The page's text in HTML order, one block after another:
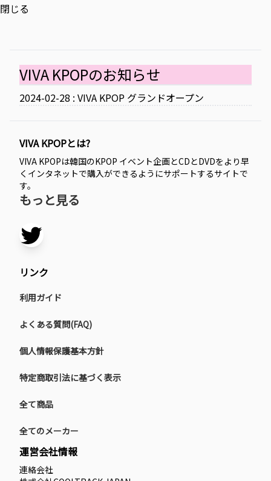
閉じる
VIVA KPOPのお知らせ
2024-02-28 : VIVA KPOP グランドオープン
VIVA KPOPとは?
VIVA KPOPは韓国のKPOP イベント企画とCDとDVDをより早
くインタネットで購入ができるようにサポートするサイトで
す。
もっと見る
リンク
利用ガイド
よくある質問(FAQ)
個人情報保護基本方針
特定商取引法に基づく表示
全て商品
全てのメーカー
運営会社情報
連絡会社